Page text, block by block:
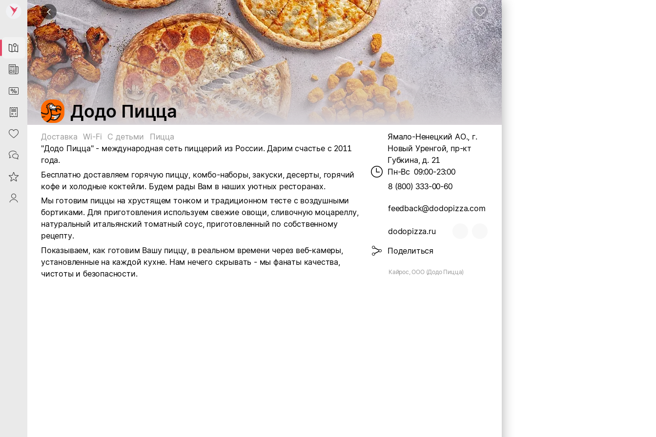
Map
News
DiscountCard
Purchases
Heart
Contacts
Reviews
ProfileSaby
Додо Пицца
Доставка Wi-Fi С детьми
Пицца
"Додо Пицца" - международная сеть пиццерий из России. Дарим счастье с 2011
года.
Бесплатно доставляем горячую пиццу, комбо-наборы, закуски, десерты, горячий
кофе и холодные коктейли. Будем рады Вам в наших уютных ресторанах.
Мы готовим пиццы на хрустящем тонком и традиционном тесте с воздушными
бортиками. Для приготовления используем свежие овощи, сливочную моцареллу,
натуральный итальянский томатный соус, приготовленный по собственному
рецепту.
Показываем, как готовим Вашу пиццу, в реальном времени через веб-камеры,
установленные на каждой кухне. Нам нечего скрывать - мы фанаты качества,
чистоты и безопасности.
Ямало-Ненецкий АО., г.
Новый Уренгой, пр-кт
Губкина, д. 21
Пн-Вс 09:00-23:00
8 (800) 333-00-60
feedback@dodopizza.com
dodopizza.ru
Поделиться
Кайрос, ООО (Додо Пицца)